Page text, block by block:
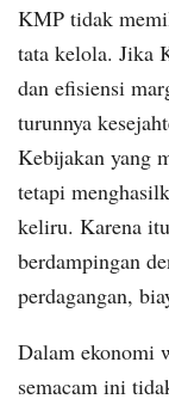
KMP tidak
tata kelola. Jika
dan efisiensi
turunnya
Kebijakan yang
tetapi
keliru. Karena
berdampingan
perdagangan,
Dalam ekonomi
semacam ini